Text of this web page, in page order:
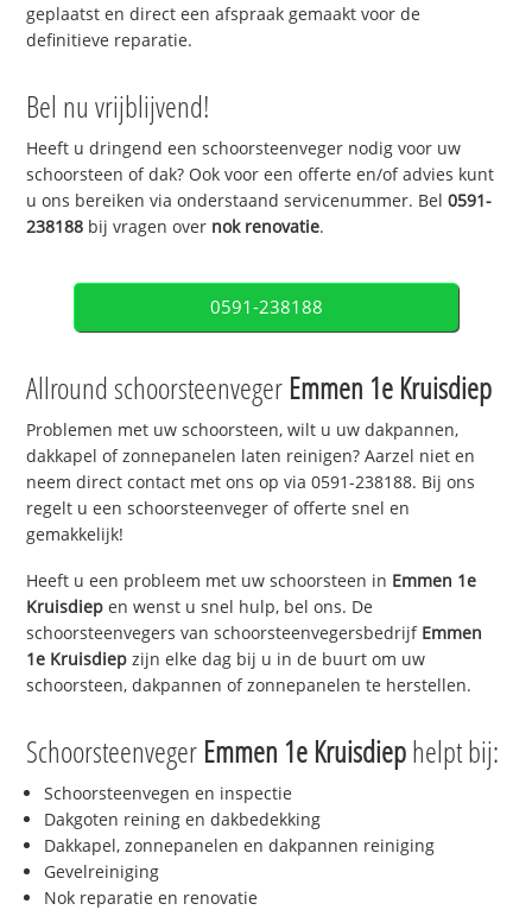
geplaatst en direct een afspraak gemaakt voor de
definitieve reparatie.
Bel nu vrijblijvend!
Heeft u dringend een schoorsteenveger nodig voor uw
schoorsteen of dak? Ook voor een offerte en/of advies kunt
u ons bereiken via onderstaand servicenummer. Bel0591-
238188 bij vragen over nok renovatie.
0591-238188
Allround schoorsteenveger Emmen 1e Kruisdiep
Problemen met uw schoorsteen, wilt u uw dakpannen,
dakkapel of zonnepanelen laten reinigen? Aarzel niet en
neem direct contact met ons op via 0591-238188. Bij ons
regelt u een schoorsteenveger of offerte snel en
gemakkelijk!
Heeft u een probleem met uw schoorsteen in Emmen 1e
Kruisdiep en wenst u snel hulp, bel ons. De
schoorsteenvegers van schoorsteenvegersbedrijf Emmen
1e Kruisdiep zijn elke dag bij u in de buurt om uw
schoorsteen, dakpannen of zonnepanelen te herstellen.
Schoorsteenveger Emmen 1e Kruisdiephelpt bij:
Schoorsteenvegen en inspectie
Dakgoten reining en dakbedekking
Dakkapel, zonnepanelen en dakpannen reiniging
Gevelreiniging
Nok reparatie en renovatie